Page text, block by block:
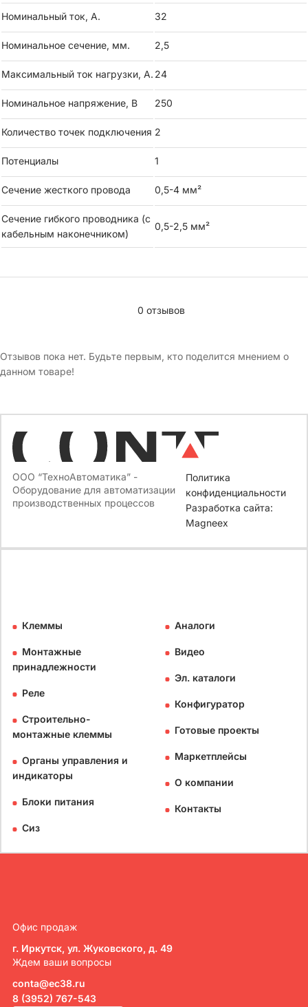
Штифты на боковой стороне клемм позволяют собирать
отдельные клеммы в группы, и органировать сборку в
Номинальный ток, А. 32
Номинальное сечение, мм. 2,5
Максимальный ток нагрузки, А. 24
Номинальное напряжение, В 250
Количество точек подключения 2
Потенциалы 1
Сечение жесткого провода 0,5-4 мм²
Сечение гибкого проводника (с
кабельным наконечником)
0,5-2,5 мм²
0 отзывов
Отзывов пока нет. Будьте первым, кто поделится мнением о
данном товаре!
ООО “ТехноАвтоматика” -
Оборудование для автоматизации
производственных процессов
Политика
конфиденциальности
Разработка сайта:
Magneex
Клеммы
Монтажные
принадлежности
Реле
Строительно-
монтажные клеммы
Органы управления и
индикаторы
Блоки питания
Сиз
Аналоги
Видео
Эл. каталоги
Конфигуратор
Готовые проекты
Маркетплейсы
О компании
Контакты
Офис продаж
г. Иркутск, ул. Жуковского, д. 49
Ждем ваши вопросы
conta@ec38.ru
8 (3952) 767-543